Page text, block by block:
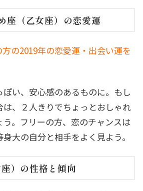
座（乙女座）の恋愛運
の2019年の恋愛運・出会い運を
い、安心感のあるものに。もし
は、２人きりでちょっとおしゃれ
う。フリーの方、恋のチャンスは
大の自分と相手をよく見よう。
）の性格と傾向